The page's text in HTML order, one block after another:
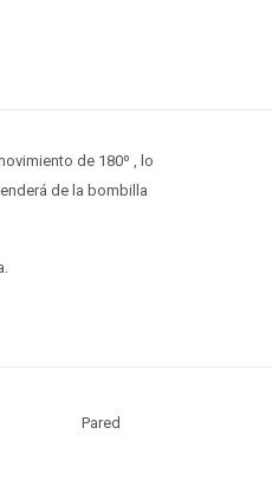
de 180º , lo
de la bombilla
Pared